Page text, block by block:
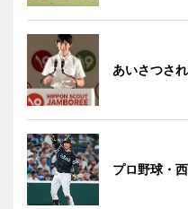
あいさつさ
プロ野球・